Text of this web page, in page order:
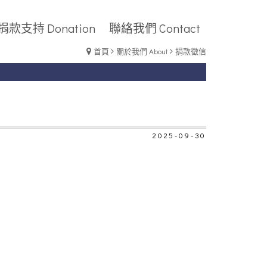
款支持 Donation 聯絡我們 Contact
首頁 關於我們 About 捐款徵信
2025-09-30